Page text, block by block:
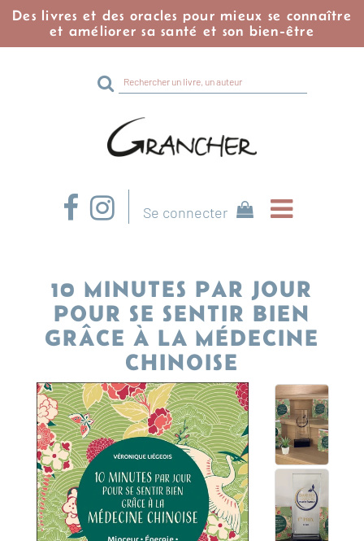
Des livres et des oracles pour mieux se connaître
et améliorer sa santé et son bien-être
Rechercher
sur
Se connecter
10 MINUTES PAR JOUR
POUR SE SENTIR BIEN
GRÂCE À LA MÉDECINE
CHINOISE